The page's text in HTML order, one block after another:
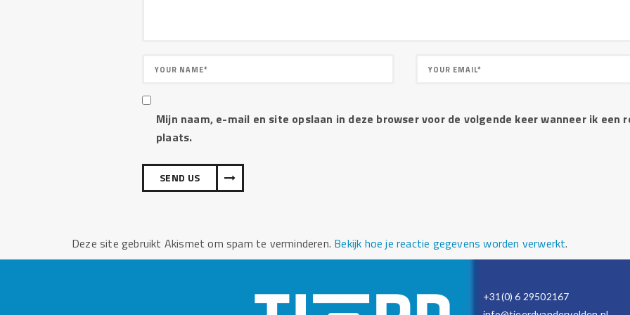
Mijn naam, e-mail en site opslaan in deze browser voor de volgende keer wanneer ik een
plaats.
Deze site gebruikt Akismet om spam te verminderen. Bekijk hoe je reactie gegevens worden verwerkt.
+31(0) 6 29502167